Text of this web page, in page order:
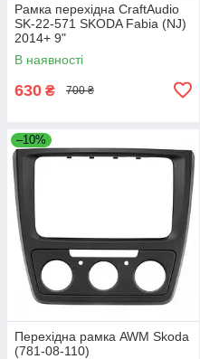
Рамка перехідна CraftAudio
SK-22-571 SKODA Fabia (NJ)
2014+ 9"
В наявності
630 ₴ 700 ₴
–10%
Перехідна рамка AWM Skoda
(781-08-110)